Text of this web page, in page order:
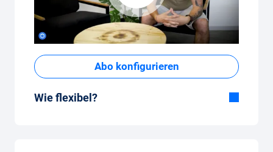
Abo konfigurieren
Wie flexibel?